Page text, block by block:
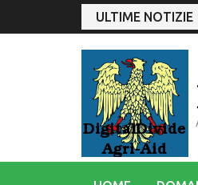
ULTIME NOTIZIE